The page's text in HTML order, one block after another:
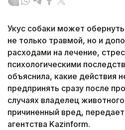
Укус собаки может
не только травмой, но и
расходами на лечение,
психологическими
объяснила, какие действия
предпринять сразу после
случаях владелец
причиненный вред,
агентства Kazinform.